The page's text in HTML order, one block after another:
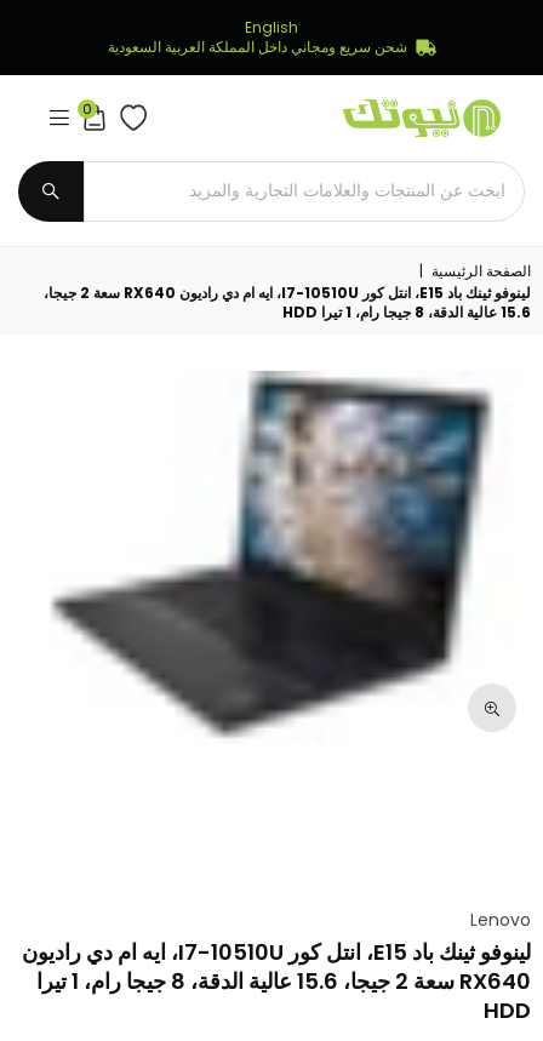
English
شحن سريع ومجاني داخل المملكة العربية السعودية
Newtech
Store يُقدِّم
0
الصفحة الرئيسية |
لينوفو ثينك باد E15، انتل كور I7-10510U، ايه ام دي راديون RX640 سعة 2 جيجا،
15.6 عالية الدقة، 8 جيجا رام، 1 تيرا HDD
Lenovo
لينوفو ثينك باد E15، انتل كور I7-10510U، ايه ام دي راديون
RX640 سعة 2 جيجا، 15.6 عالية الدقة، 8 جيجا رام، 1 تيرا
HDD